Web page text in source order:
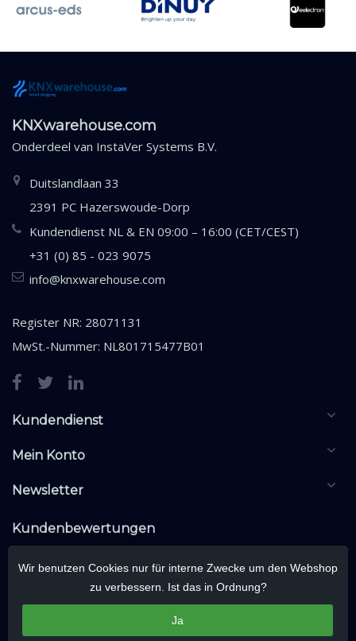
KNXwarehouse.com
Onderdeel van InstaVer Systems B.V.
Duitslandlaan 33
2391 PC Hazerswoude-Dorp
Kundendienst NL & EN 09:00 – 16:00 (CET/CEST)
+31 (0) 85 - 023 9075
info@knxwarehouse.com
Register NR: 28071131
MwSt.-Nummer: NL801715477B01
Kundendienst
Mein Konto
Newsletter
Kundenbewertungen
Wir benutzen Cookies nur für interne Zwecke um den Webshop
zu verbessern. Ist das in Ordnung?
Ja